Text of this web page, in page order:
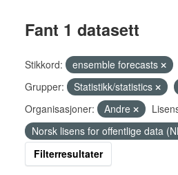
Fant 1 datasett
Stikkord: ensemble forecasts
Grupper:
Statistikk/statistics
Organisasjoner:
Andre
Norsk lisens for offentlige data
Filterresultater